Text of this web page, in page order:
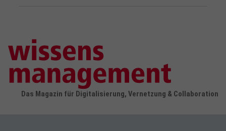
Das Magazin für Digitalisierung, Vernetzung & Collaboration